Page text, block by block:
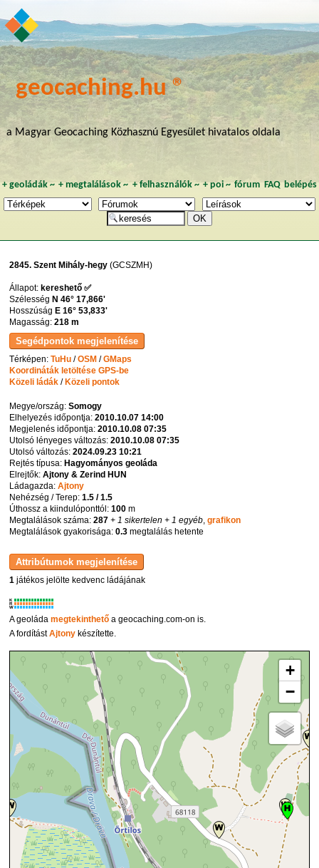
geocaching.hu ®
a Magyar Geocaching Közhasznú Egyesület hivatalos oldala
+ geoládák~ + megtalálások ~ + felhasználók~ + poi~ fórum FAQ belépés
2845. Szent Mihály-hegy (GCSZMH)
Állapot: kereshető ✅
Szélesség N 46° 17,866'
Hosszúság E 16° 53,833'
Magasság:218 m
Térképen:TuHu /OSM /GMaps
Koordináták letöltése GPS-be
Közeli ládák /Közeli pontok
Megye/ország:Somogy
Elhelyezés időpontja:2010.10.07 14:00
Megjelenés időpontja:2010.10.08 07:35
Utolsó lényeges változás:2010.10.08 07:35
Utolsó változás:2024.09.23 10:21
Rejtés típusa:Hagyományos geoláda
Elrejtők:Ajtony & Zerind HUN
Ládagazda:Ajtony
Nehézség / Terep:1.5 / 1.5
Úthossz a kiindulóponttól:100 m
Megtalálások száma:287 + 1 sikertelen + 1 egyéb ,grafikon
Megtalálások gyakorisága:0.3 megtalálás hetente
1 játékos jelölte kedvenc ládájának
K
R
W
A geoládamegtekinthető a geocaching.com-on is.
A fordítástAjtony készítette.
+
−